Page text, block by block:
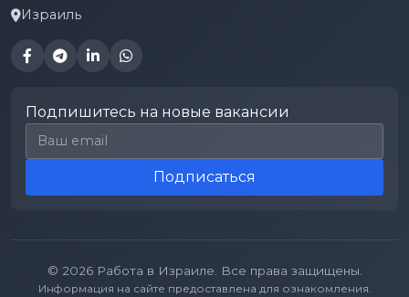
Израиль
Подпишитесь на новые вакансии
Email для подписки
Подписаться
© 2026 Работа в Израиле. Все права защищены.
Информация на сайте предоставлена для ознакомления.